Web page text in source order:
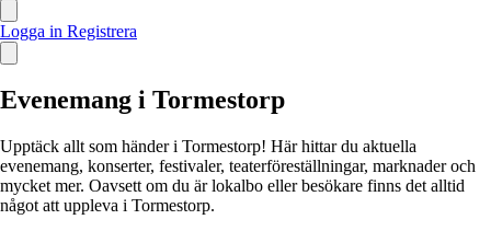
Logga in Registrera
Evenemang i Tormestorp
Upptäck allt som händer i Tormestorp! Här hittar du aktuella
evenemang, konserter, festivaler, teaterföreställningar, marknader och
mycket mer. Oavsett om du är lokalbo eller besökare finns det alltid
något att uppleva i Tormestorp.